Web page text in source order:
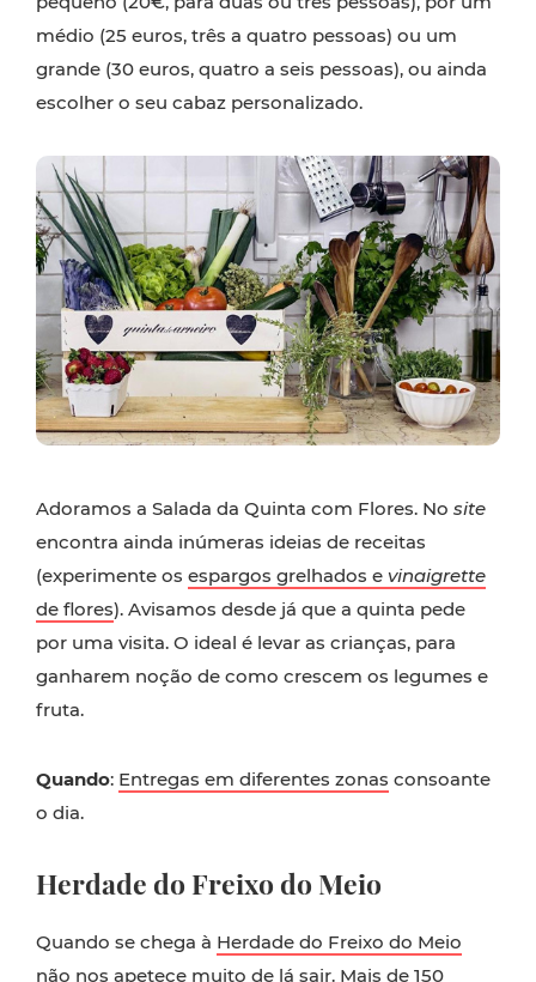
médio (25 euros, três a quatro pessoas) ou um
grande (30 euros, quatro a seis pessoas), ou ainda
escolher o seu cabaz personalizado.
Adoramos a Salada da Quinta com Flores. No site
encontra ainda inúmeras ideias de receitas
(experimente os espargos grelhados e vinaigrette
de flores). Avisamos desde já que a quinta pede
por uma visita. O ideal é levar as crianças, para
ganharem noção de como crescem os legumes e
fruta.
Quando: Entregas em diferentes zonas consoante
o dia.
Herdade do Freixo do Meio
Quando se chega à Herdade do Freixo do Meio
não nos apetece muito de lá sair. Mais de 150